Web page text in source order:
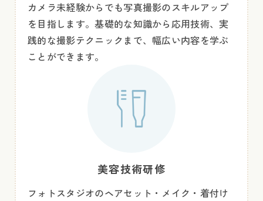
カメラ未経験からでも写真撮影のスキルアップ
を目指します。基礎的な知識から応用技術、実
践的な撮影テクニックまで、幅広い内容を学ぶ
ことができます。
美容技術研修
フォトスタジオのヘアセット・メイク・着付け